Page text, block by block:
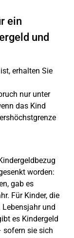
ein
und
erhalten Sie
nur unter
das Kind
worden:
gab es
Für Kinder, die
und
es Kindergeld
sofern sie sich